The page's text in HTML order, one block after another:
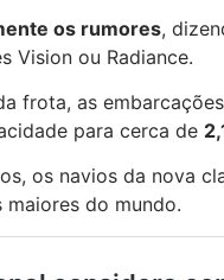
os rumores,
Vision ou Radiance.
frota, as
para cerca de
os navios da nova
do mundo.